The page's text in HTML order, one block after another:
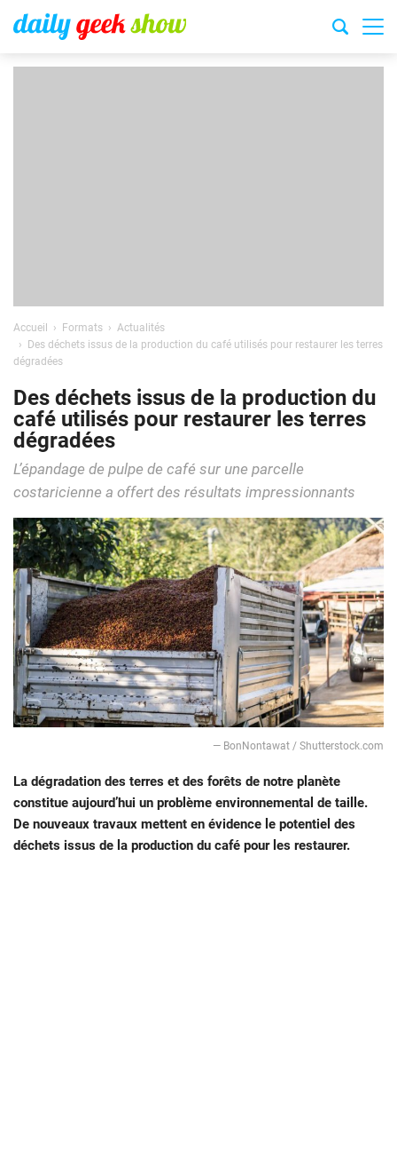
Accueil Formats
Actualités
Des déchets issus de la production du café utilisés pour restaurer les terres
dégradées
Des déchets issus de la production du
café utilisés pour restaurer les terres
dégradées
L’épandage de pulpe de café sur une parcelle
costaricienne a offert des résultats impressionnants
— BonNontawat / Shutterstock.com
La dégradation des terres et des forêts de notre planète
constitue aujourd’hui un problème environnemental de taille.
De nouveaux travaux mettent en évidence le potentiel des
déchets issus de la production du café pour les restaurer.